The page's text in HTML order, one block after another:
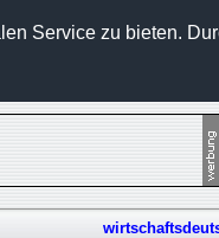
Service zu bieten.